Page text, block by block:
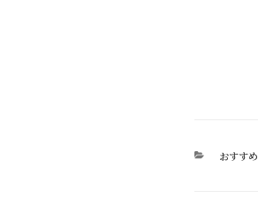
カ
おすすめ